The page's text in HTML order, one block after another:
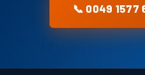
📞 0049 1577